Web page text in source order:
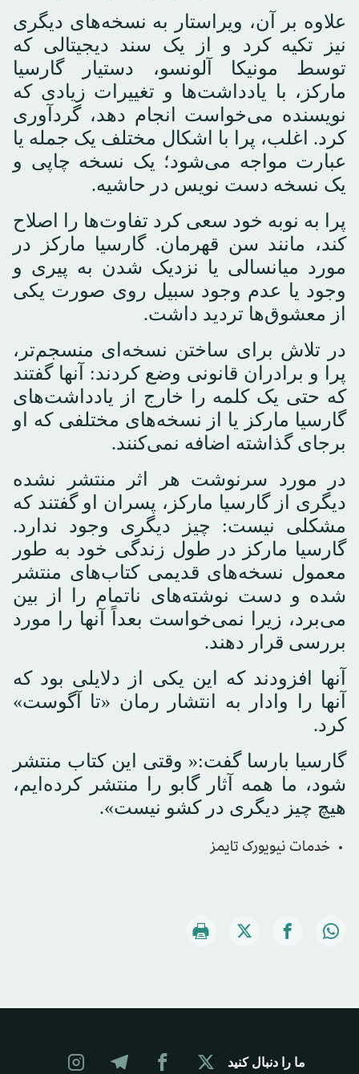
علاوه بر آن، ویراستار به نسخه‌های دیگری
نیز تکیه کرد و از یک سند دیجیتالی که
توسط مونیکا آلونسو، دستیار گارسیا
مارکز، با یادداشت‌ها و تغییرات زیادی که
نویسنده می‌خواست انجام دهد، گردآوری
کرد. اغلب، پرا با اشکال مختلف یک جمله یا
عبارت مواجه می‌شود؛ یک نسخه چاپی و
یک نسخه دست نویس در حاشیه.
پرا به نوبه خود سعی کرد تفاوت‌ها را اصلاح
کند، مانند سن قهرمان. گارسیا مارکز در
مورد میانسالی یا نزدیک شدن به پیری و
وجود یا عدم وجود سبیل روی صورت یکی
از معشوق‌ها تردید داشت.
در تلاش برای ساختن نسخه‌ای منسجم‌تر،
پرا و برادران قانونی وضع کردند: آنها گفتند
که حتی یک کلمه را خارج از یادداشت‌های
گارسیا مارکز یا از نسخه‌های مختلفی که او
برجای گذاشته اضافه نمی‌کنند.
در مورد سرنوشت هر اثر منتشر نشده
دیگری از گارسیا مارکز، پسران او گفتند که
مشکلی نیست: چیز دیگری وجود ندارد.
گارسیا مارکز در طول زندگی خود به طور
معمول نسخه‌های قدیمی کتاب‌های منتشر
شده و دست نوشته‌های ناتمام را از بین
می‌برد، زیرا نمی‌خواست بعداً آنها را مورد
بررسی قرار دهند.
آنها افزودند که این یکی از دلایلی بود که
آنها را وادار به انتشار رمان «تا آگوست»
کرد.
گارسیا بارسا گفت:« وقتی این کتاب منتشر
شود، ما همه آثار گابو را منتشر کرده‌ایم،
هیچ چیز دیگری در کشو نیست».
خدمات نیویورک تایمز
ما را دنبال کنید